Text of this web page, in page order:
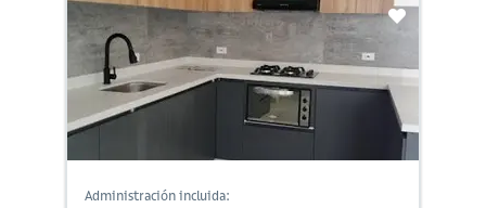
Administración incluida: